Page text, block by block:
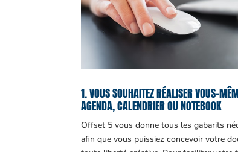
1. VOUS SOUHAITEZ RÉALISER VOUS-
AGENDA, CALENDRIER OU NOTEBOOK
Offset 5 vous donne tous les gabarits
afin que vous puissiez concevoir votre